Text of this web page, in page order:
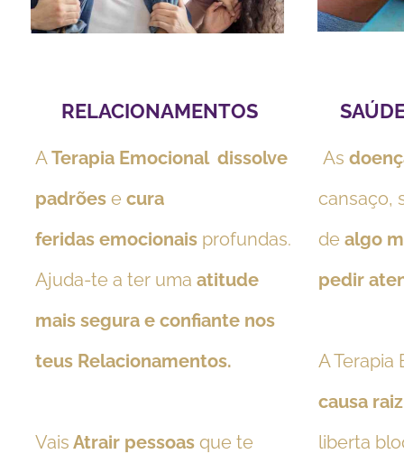
ATerapia Emocional dissolve
padrões e cura
feridas emocionais profundas.
Ajuda-te a ter uma atitude
mais segura e confiante nos
teus Relacionamentos.
Vais Atrair pessoas que te
RELACIONAMENTOS SAÚDE
As
cansaço,
de algo
pedir
A
causa
liberta